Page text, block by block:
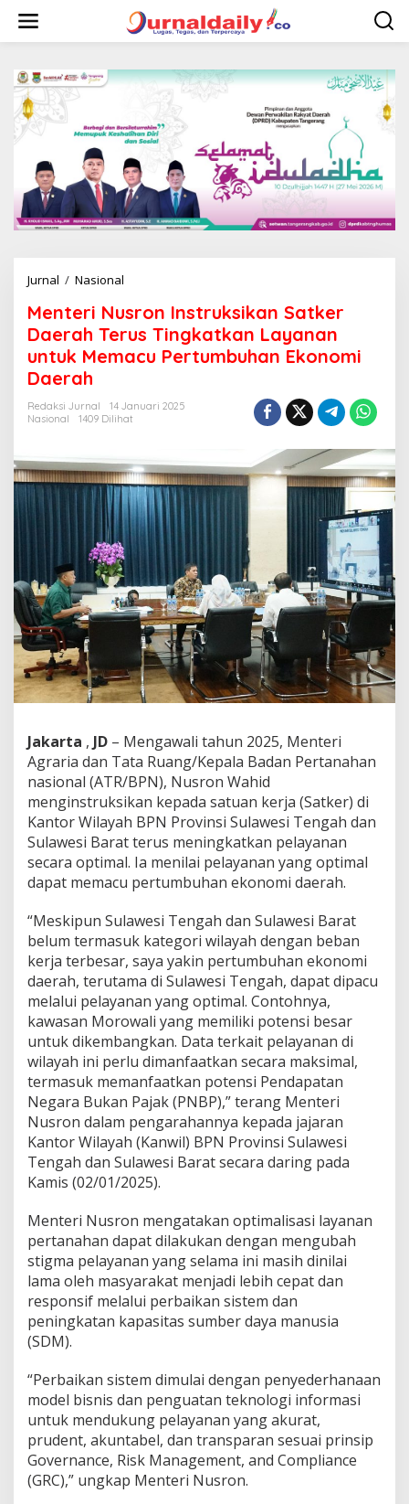
w
Jurnal / Nasional
n
t
e
r
u
s
o
n
n
r
u
k
s
i
n
S
a
k
e
r
D
a
e
r
a
h
T
r
u
T
i
n
g
k
a
t
k
a
n
L
a
y
a
a
u
n
t
u
k
a
c
u
e
r
t
Menteri Nusron Instruksikan Satker
Daerah Terus Tingkatkan Layanan
untuk Memacu Pertumbuhan Ekonomi
Daerah
Redaksi Jurnal
14 Januari 2025
Nasional
1409 Dilihat
Jakarta , JD – Mengawali tahun 2025, Menteri
Agraria dan Tata Ruang/Kepala Badan Pertanahan
nasional (ATR/BPN), Nusron Wahid
menginstruksikan kepada satuan kerja (Satker) di
Kantor Wilayah BPN Provinsi Sulawesi Tengah dan
Sulawesi Barat terus meningkatkan pelayanan
secara optimal. Ia menilai pelayanan yang optimal
dapat memacu pertumbuhan ekonomi daerah.
“Meskipun Sulawesi Tengah dan Sulawesi Barat
belum termasuk kategori wilayah dengan beban
kerja terbesar, saya yakin pertumbuhan ekonomi
daerah, terutama di Sulawesi Tengah, dapat dipacu
melalui pelayanan yang optimal. Contohnya,
kawasan Morowali yang memiliki potensi besar
untuk dikembangkan. Data terkait pelayanan di
wilayah ini perlu dimanfaatkan secara maksimal,
termasuk memanfaatkan potensi Pendapatan
Negara Bukan Pajak (PNBP),” terang Menteri
Nusron dalam pengarahannya kepada jajaran
Kantor Wilayah (Kanwil) BPN Provinsi Sulawesi
Tengah dan Sulawesi Barat secara daring pada
Kamis (02/01/2025).
Menteri Nusron mengatakan optimalisasi layanan
pertanahan dapat dilakukan dengan mengubah
stigma pelayanan yang selama ini masih dinilai
lama oleh masyarakat menjadi lebih cepat dan
responsif melalui perbaikan sistem dan
peningkatan kapasitas sumber daya manusia
(SDM).
“Perbaikan sistem dimulai dengan penyederhanaan
model bisnis dan penguatan teknologi informasi
untuk mendukung pelayanan yang akurat,
prudent, akuntabel, dan transparan sesuai prinsip
Governance, Risk Management, and Compliance
(GRC),” ungkap Menteri Nusron.